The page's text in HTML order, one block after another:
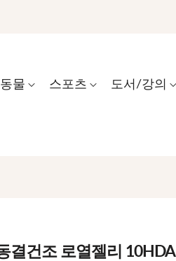
물 스포츠 도서/강의
결건조 로열젤리 10HDA